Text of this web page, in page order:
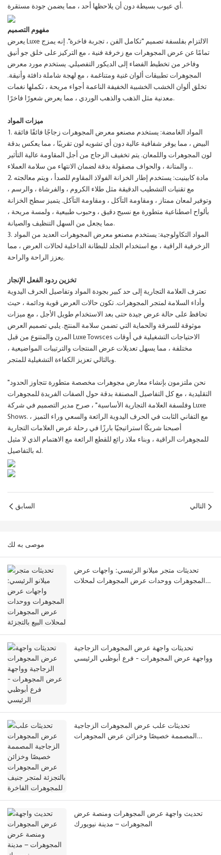
أي عيوب بسيطة دون أن يلاحظها أحد ، مما يضمن جودة مستقرة.
مفهوم التصميم
يعرض Luxe الالتزام بفلسفة تصميم "تكامل الفن ، تجربة فاخرة". إنه يمزج
تمامًا عن عرض المجوهرات مع زخرفة فنية ، مع التركيز على خلق جو أنيق
وفاخر من تخطيط الفضاء إلى الديكور التفصيلي. يستخدم مورد معرض
المجوهرات تطبيقات ألوان غنية ومتناغمة ، مع لهجة شاملة دافئة وأنيقة.
تخلق ألوان الخشب الخشبية الخفيفة الناعمة أجواء مريحة ، تكملها نغمات
معدنية مثل الذهب والذهب الوردي ، مما يعرض شعورًا فاخرًا.
ميزات المواد
1. المواد الغامضة: يستخدم مصنعو معرض المجوهرات زجاجًا فائقًا فائقة
البيض ، مما يوفر شفافية عالية دون أي تشويه لون تقريبًا ، مما يعكس بدقة
لون المجوهرات واللمعان. يتم تخفيف الزجاج من أجل المقاومة عالية التأثير
، والمتانة ، والحواف مصقولة بدقة لضمان الانتهاء من سلامة العملاء.
2. مادة كابينيت: يستخدم إطار الخزانة الفولاذ المقاوم للصدأ ، ويتم معالجته
مع تقنيات التشطيب الدقيقة مثل طلاء الكروم ، والفرشاة ، والرسم ،
وتوفير لمعان ممتاز ، ومقاومة التآكل ، ومقاومة التآكل. يتميز سطح الخزانة
بألواح اصطناعية متطورة مع نسيج دقيق ، وحبوب طبيعية ، ولمسة مريحة ،
مما يجعل من السهل التنظيف والصيانة.
3. المواد التكاولوجية: يستخدم مصنعو معرض المجوهرات العديد من المواد
الزخرفية الراقية ، مع استخدام الجلد للبطانة الداخلية لحالات العرض ، مما
يعزز الراحة والراحة.
تخزين ردود الفعل الإنجاز
تعترف العلامة التجارية إلى حد كبير بجودة المواد وتفاصيل الحرف اليدوية
وأداء السلامة لمتجر المجوهرات. تكون حالات العرض قوية ودائمة ، حيث
تحافظ على حالة عرض جيدة حتى بعد الاستخدام طويل الأجل ، مع ميزات
موثوقة للسرقة والحماية التي تضمن سلامة المنتج. يلبي تصميم العرض
المرن والمتنوع من قبل Luxe Towsces الاحتياجات التشغيلية في أوقات
مختلفة ، مما يسهل تعديلات عرض المنتجات والترتيبات المواضيعية ،
وبالتالي تعزيز الكفاءة التشغيلية للمتجر.
"نحن ملتزمون بإنشاء معارض مجوهرات مخصصة متطورة تتجاوز الحدود
التقليدية ، مع كل التفاصيل المصنفة بدقة حول الصفات الفريدة للمجوهرات
وفلسفة العلامة التجارية الأساسية" ، صرح مدير التصميم في شركة Luxe
Shows. مع التفاني الثابت في الحرف اليدوية الرائعة والسعي وراء التميز ،
أصبحنا شريكًا استراتيجيًا بارزًا في رحلة عرض العلامات التجارية
للمجوهرات الراقية ، وبناء ملاذ رائع للقطع الرائعة مع الاهتمام الذي لا مثيل
له بالتفاصيل.
السابق التالي
موصى به لك
تحديثات متجر ميلانو الرئيسي: واجهات عرض
المجوهرات ووحدات عرض المجوهرات لمحلات
تحديثات واجهة عرض المجوهرات الزجاجية
وواجهة عرض المجوهرات - فرع أبوظبي الرئيسي
تحديثات علب عرض المجوهرات الزجاجية
المصممة خصيصًا وخزائن عرض المجوهرات
تحديث واجهة عرض المجوهرات ومنصة عرض
المجوهرات – مدينة نيويورك